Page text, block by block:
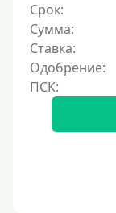
100 дней
4 месяца
5 месяцев
На полгода
10 месяцев
Срок:
Сумма:
Ставка:
Одобрение: